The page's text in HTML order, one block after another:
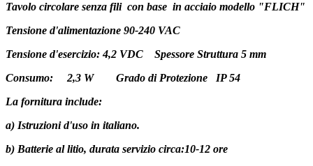
Tavolo circolare senza fili con base in acciaio modello "FLICH"
Tensione d'alimentazione 90-240 VAC
Tensione d'esercizio: 4,2 VDC Spessore Struttura 5 mm
Consumo: 2,3 W Grado di Protezione IP 54
La fornitura include:
a) Istruzioni d'uso in italiano.
b) Batterie al litio, durata servizio circa:10-12 ore